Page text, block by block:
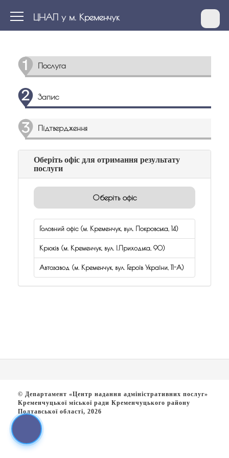
ЦНАП у м. Кременчук
Послуга
Запис
Підтвердження
Оберіть офіс для отримання результату
послуги
Оберіть офіс
Головний офіс (м. Кременчук, вул. Покровська, 14)
Крюків (м. Кременчук, вул. І.Приходька, 90)
Автозавод (м. Кременчук, вул. Героїв України, 11-А)
© Департамент «Центр надання адміністративних послуг»
Кременчуцької міської ради Кременчуцького району
Полтавської області, 2026